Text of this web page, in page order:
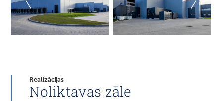
Realizācijas
Noliktavas zāle